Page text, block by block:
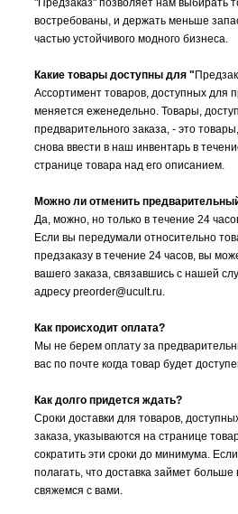
"Предзаказ" позволяет нам выбирать
востребованы, и держать меньше
частью устойчивого модного бизнеса.
Какие товары доступны для "
Ассортимент товаров, доступных для
меняется еженедельно. Товары,
предварительного заказа, - это
снова ввести в наш инвентарь в
странице товара над его описанием.
Можно ли отменить
Да, можно, но только в течение 24
Если вы передумали относительно
предзаказу в течение 24 часов, вы
вашего заказа, связавшись с нашей
адресу preorder@ucult.ru.
Как происходит оплата?
Мы не берем оплату за
вас по почте когда товар будет
Как долго придется ждать?
Сроки доставки для товаров,
заказа, указываются на странице
сократить эти сроки до минимума.
полагать, что доставка займет
свяжемся с вами.